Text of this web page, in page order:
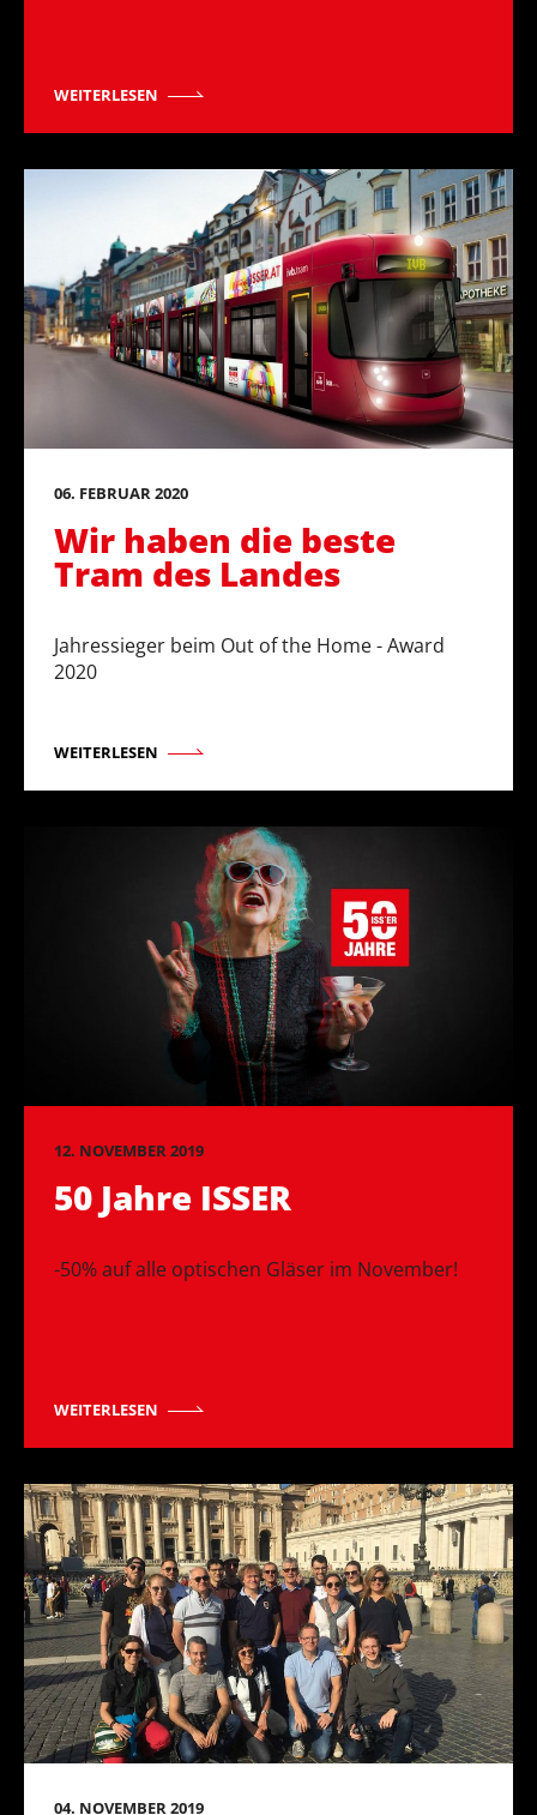
WEITERLESEN
06. FEBRUAR 2020
Wir haben die beste
Tram des Landes
Jahressieger beim Out of the Home - Award
2020
WEITERLESEN
12. NOVEMBER 2019
50 Jahre ISSER
-50% auf alle optischen Gläser im November!
WEITERLESEN
04. NOVEMBER 2019